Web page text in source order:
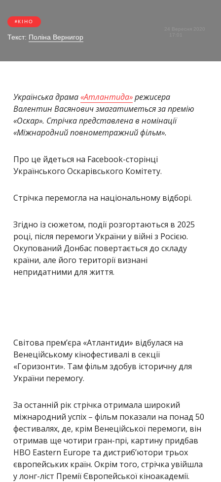
КІНО
Текст: Поліна Вернигор
24 Вересня 2020
17:01
Українська драма«Атлантида»режисера
Валентин Васянович змагатиметься за премію
«Оскар». Стрічка представлена в номінації
«Міжнародний повнометражний фільм».
Про це йдеться на Facebook-сторінці
Українського Оскарівського Комітету.
Стрічка перемогла на національному відборі.
Згідно із сюжетом, події розгортаються в 2025
році, після перемоги України у війні з Росією.
Окупований Донбас повертається до складу
країни, але його території визнані
непридатними для життя.
Світова прем’єра «Атлантиди» відбулася на
Венеційському кінофестивалі в секції
«Горизонти». Там фільм здобув історичну для
України перемогу.
За останній рік стрічка отримала широкий
міжнародний успіх – фільм показали на понад 50
фестивалях, де, крім Венеційської перемоги, він
отримав ще чотири гран-прі, картину придбав
HBO Eastern Europe та дистриб’ютори трьох
європейських країн. Окрім того, стрічка увійшла
у лонг-ліст Премії Європейської кіноакадемії.